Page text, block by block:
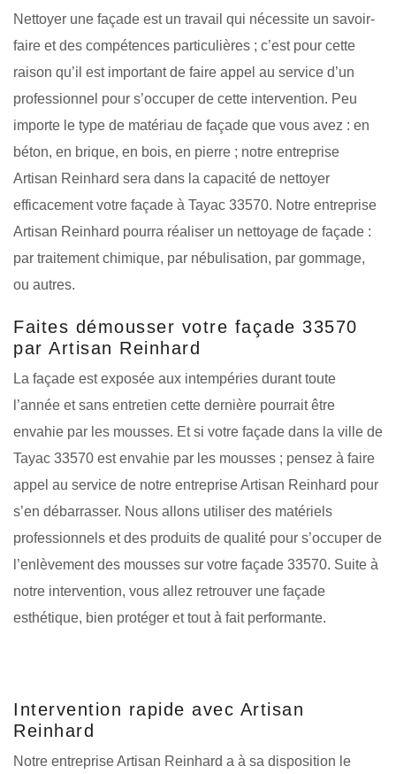
Nettoyer une façade est un travail qui nécessite un savoir-
faire et des compétences particulières ; c’est pour cette
raison qu’il est important de faire appel au service d’un
professionnel pour s’occuper de cette intervention. Peu
importe le type de matériau de façade que vous avez : en
béton, en brique, en bois, en pierre ; notre entreprise
Artisan Reinhard sera dans la capacité de nettoyer
efficacement votre façade à Tayac 33570. Notre entreprise
Artisan Reinhard pourra réaliser un nettoyage de façade :
par traitement chimique, par nébulisation, par gommage,
ou autres.
Faites démousser votre façade 33570
par Artisan Reinhard
La façade est exposée aux intempéries durant toute
l’année et sans entretien cette dernière pourrait être
envahie par les mousses. Et si votre façade dans la ville de
Tayac 33570 est envahie par les mousses ; pensez à faire
appel au service de notre entreprise Artisan Reinhard pour
s’en débarrasser. Nous allons utiliser des matériels
professionnels et des produits de qualité pour s’occuper de
l’enlèvement des mousses sur votre façade 33570. Suite à
notre intervention, vous allez retrouver une façade
esthétique, bien protéger et tout à fait performante.
Intervention rapide avec Artisan
Reinhard
Notre entreprise Artisan Reinhard a à sa disposition le